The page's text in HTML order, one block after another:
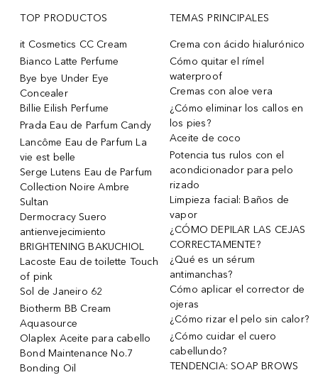
TOP PRODUCTOS
it Cosmetics CC Cream
Bianco Latte Perfume
Bye bye Under Eye
Concealer
Billie Eilish Perfume
Prada Eau de Parfum Candy
Lancôme Eau de Parfum La
vie est belle
Serge Lutens Eau de Parfum
Collection Noire Ambre
Sultan
Dermocracy Suero
antienvejecimiento
BRIGHTENING BAKUCHIOL
Lacoste Eau de toilette Touch
of pink
Sol de Janeiro 62
Biotherm BB Cream
Aquasource
Olaplex Aceite para cabello
Bond Maintenance No.7
Bonding Oil
TEMAS PRINCIPALES
Crema con ácido hialurónico
Cómo quitar el rímel
waterproof
Cremas con aloe vera
¿Cómo eliminar los callos en
los pies?
Aceite de coco
Potencia tus rulos con el
acondicionador para pelo
rizado
Limpieza facial: Baños de
vapor
¿CÓMO DEPILAR LAS CEJAS
CORRECTAMENTE?
¿Qué es un sérum
antimanchas?
Cómo aplicar el corrector de
ojeras
¿Cómo rizar el pelo sin calor?
¿Cómo cuidar el cuero
cabellundo?
TENDENCIA: SOAP BROWS